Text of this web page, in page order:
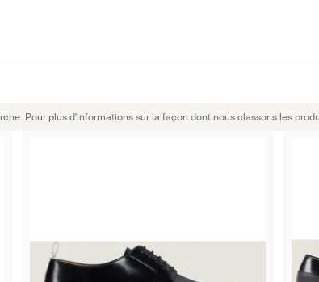
Pour plus d'informations sur la façon dont nous classons les